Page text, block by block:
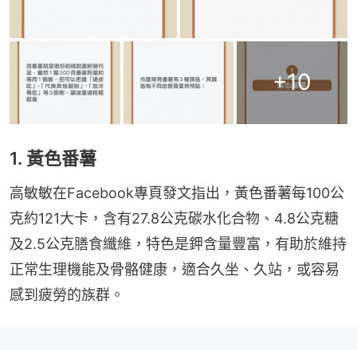
+10
1. 黃色番薯
高敏敏在Facebook專頁發文指出，黃色番薯每100公
克約121大卡，含有27.8公克碳水化合物、4.8公克糖
及2.5公克膳食纖維，特色是鉀含量豐富，有助於維持
正常生理機能及骨骼健康，適合久坐、久站，或容易
感到疲勞的族群。